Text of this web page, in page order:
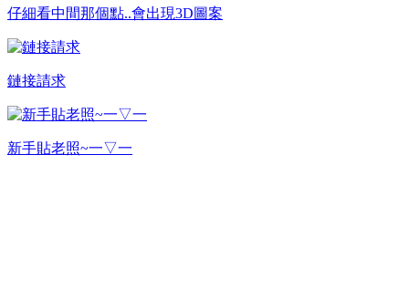
仔細看中間那個點..會出現3D圖案
鏈接請求
新手貼老照~一▽一